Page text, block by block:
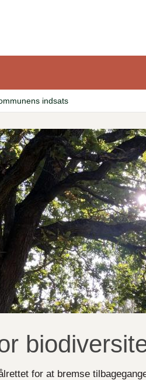
indsats
for at bremse